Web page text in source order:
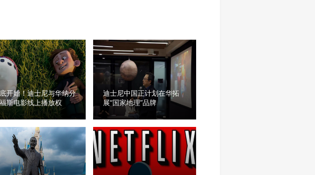
开始！迪士尼与华纳分
斯电影线上播放权
迪士尼中国正计划在华拓
展“国家地理”品牌